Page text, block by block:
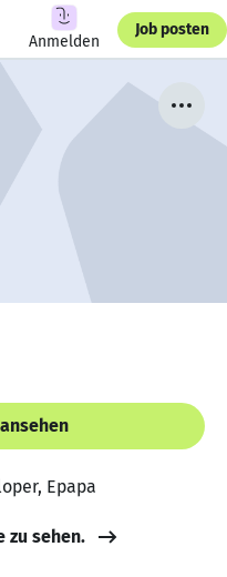
Anmelden
Job posten
Epapa
zu sehen.